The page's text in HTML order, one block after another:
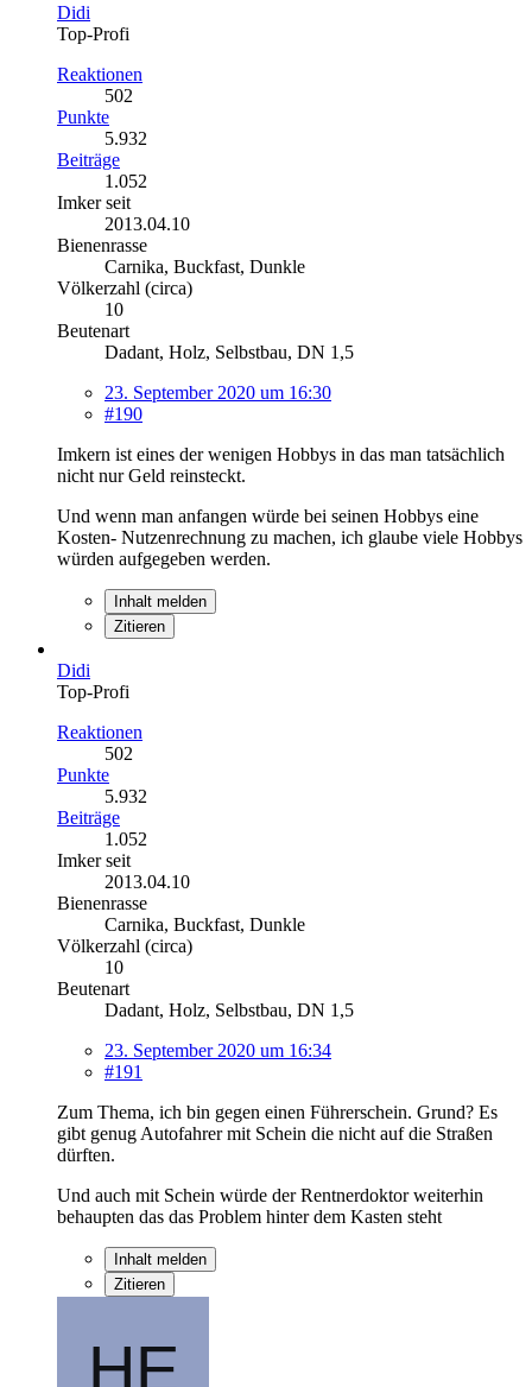
Didi
Top-Profi
Reaktionen
502
Punkte
5.932
Beiträge
1.052
Imker seit
2013.04.10
Bienenrasse
Carnika, Buckfast, Dunkle
Völkerzahl (circa)
10
Beutenart
Dadant, Holz, Selbstbau, DN 1,5
23. September 2020 um 16:30
#190
Imkern ist eines der wenigen Hobbys in das man tatsächlich
nicht nur Geld reinsteckt.
Und wenn man anfangen würde bei seinen Hobbys eine
Kosten- Nutzenrechnung zu machen, ich glaube viele Hobbys
würden aufgegeben werden.
Inhalt melden
Zitieren
Didi
Top-Profi
Reaktionen
502
Punkte
5.932
Beiträge
1.052
Imker seit
2013.04.10
Bienenrasse
Carnika, Buckfast, Dunkle
Völkerzahl (circa)
10
Beutenart
Dadant, Holz, Selbstbau, DN 1,5
23. September 2020 um 16:34
#191
Zum Thema, ich bin gegen einen Führerschein. Grund? Es
gibt genug Autofahrer mit Schein die nicht auf die Straßen
dürften.
Und auch mit Schein würde der Rentnerdoktor weiterhin
behaupten das das Problem hinter dem Kasten steht
Inhalt melden
Zitieren